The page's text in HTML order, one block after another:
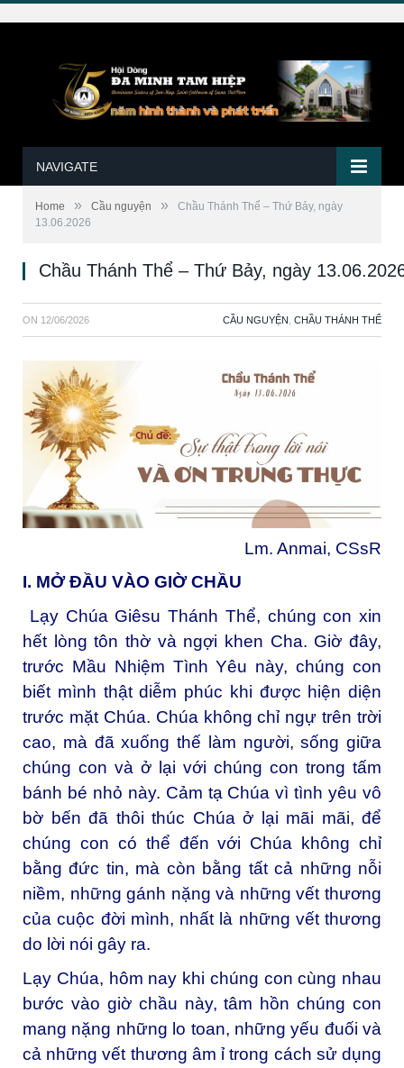
NAVIGATE
Home » Cầu nguyện »
Chầu Thánh Thể – Thứ Bảy, ngày
13.06.2026
Chầu Thánh Thể – Thứ Bảy, ngày
ON 12/06/2026 CẦU NGUYỆN CHẦU THÁNH THỂ
Lm. Anmai, CSsR
I. MỞ ĐẦU VÀO GIỜ CHẦU
Lạy Chúa Giêsu Thánh Thể, chúng con xin
hết lòng tôn thờ và ngợi khen Cha. Giờ đây,
trước Mầu Nhiệm Tình Yêu này, chúng con
biết mình thật diễm phúc khi được hiện diện
trước mặt Chúa. Chúa không chỉ ngự trên trời
cao, mà đã xuống thế làm người, sống giữa
chúng con và ở lại với chúng con trong tấm
bánh bé nhỏ này. Cảm tạ Chúa vì tình yêu vô
bờ bến đã thôi thúc Chúa ở lại mãi mãi, để
chúng con có thể đến với Chúa không chỉ
bằng đức tin, mà còn bằng tất cả những nỗi
niềm, những gánh nặng và những vết thương
của cuộc đời mình, nhất là những vết thương
do lời nói gây ra.
Lạy Chúa, hôm nay khi chúng con cùng nhau
bước vào giờ chầu này, tâm hồn chúng con
mang nặng những lo toan, những yếu đuối và
cả những vết thương âm ỉ trong cách sử dụng